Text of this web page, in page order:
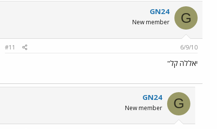
G
GN24
New member
6/9/10
#11
יאללה קל"
G
GN24
New member